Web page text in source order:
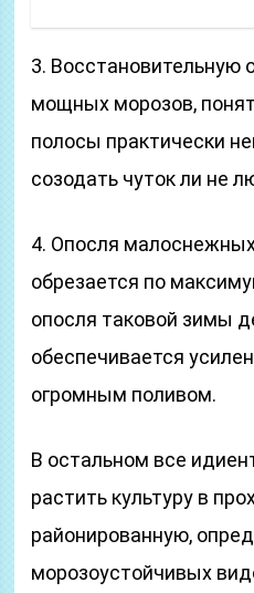
3. Восстановительную
мощных морозов,
полосы практически
созодать чуток ли не
4. Опосля
обрезается по
опосля таковой зимы
обеспечивается
огромным поливом.
В остальном все
растить культуру в
районированную,
морозоустойчивых